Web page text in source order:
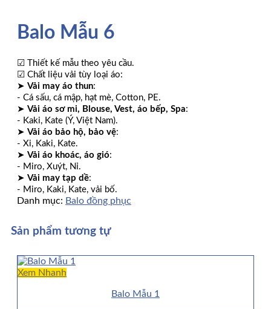
Balo Mẫu 6
☑ Thiết kế mẫu theo yêu cầu.
☑ Chất liệu vải tùy loại áo:
➤ Vải may áo thun:
- Cá sấu, cá mập, hạt mè, Cotton, PE.
➤ Vải áo sơ mi, Blouse, Vest, áo bếp, Spa:
- Kaki, Kate (Ý, Việt Nam).
➤ Vải áo bảo hộ, bảo vệ:
- Xi, Kaki, Kate.
➤ Vải áo khoác, áo gió:
- Miro, Xuýt, Nỉ.
➤ Vải may tạp dề:
- Miro, Kaki, Kate, vải bố.
Danh mục: Balo đồng phục
Sản phẩm tương tự
Xem Nhanh
Balo Mẫu 1